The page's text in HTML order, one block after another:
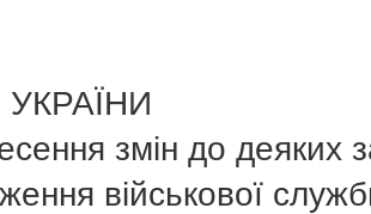
змін до деяких
військової